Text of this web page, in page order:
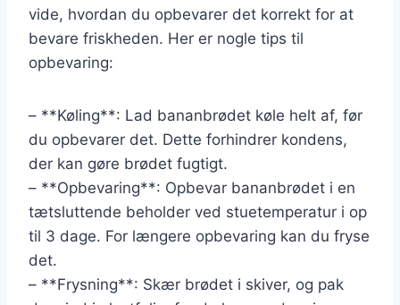
vide, hvordan du opbevarer det korrekt for at
bevare friskheden. Her er nogle tips til
opbevaring:
– **Køling**: Lad bananbrødet køle helt af, før
du opbevarer det. Dette forhindrer kondens,
der kan gøre brødet fugtigt.
– **Opbevaring**: Opbevar bananbrødet i en
tætsluttende beholder ved stuetemperatur i op
til 3 dage. For længere opbevaring kan du fryse
det.
– **Frysning**: Skær brødet i skiver, og pak